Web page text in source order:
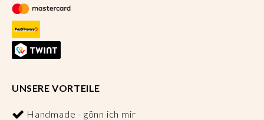
UNSERE VORTEILE
Handmade - gönn ich mir